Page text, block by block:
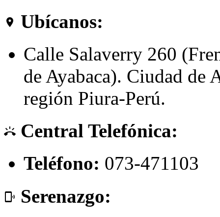
room
Ubícanos:
Calle Salaverry 260
de Ayabaca). Ciudad de
región Piura-Perú.
ring_volume Central Telefónica:
Teléfono: 073-471103
phonelink_ring Serenazgo: